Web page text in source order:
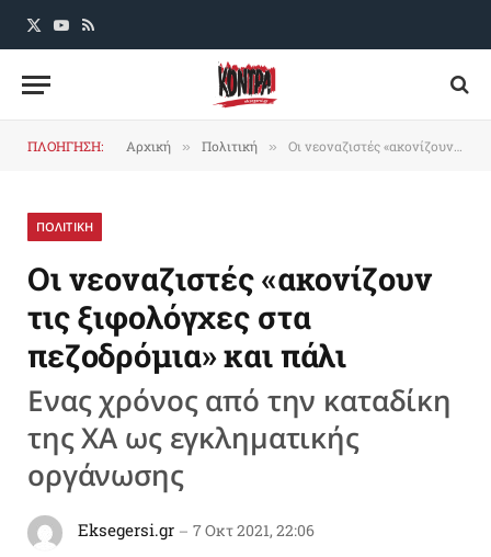
X
YouTube
RSS
ΠΛΟΗΓΗΣΗ: Αρχική » Πολιτική » Οι νεοναζιστές «ακονίζουν τις ξιφολόγχες στα πεζοδρόμια» και πάλι
ΠΟΛΙΤΙΚΗ
Οι νεοναζιστές «ακονίζουν
τις ξιφολόγχες στα
πεζοδρόμια» και πάλι
Ενας χρόνος από την καταδίκη
της ΧΑ ως εγκληματικής
οργάνωσης
Eksegersi.gr 7 Οκτ 2021, 22:06